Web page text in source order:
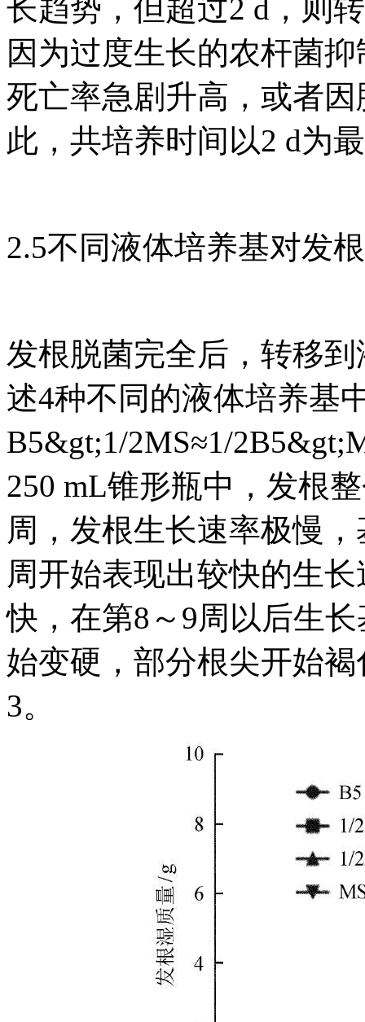
长趋势，但超过2 d，则
因为过度生长的农杆菌
死亡率急剧升高，或者
此，共培养时间以2 d为
2.5不同液体培养基对发
发根脱菌完全后，转移
述4种不同的液体培养基
B5&gt;1/2MS≈1/
250 mL锥形瓶中，发根
周，发根生长速率极慢
周开始表现出较快的生
快，在第8～9周以后生
始变硬，部分根尖开始
3。